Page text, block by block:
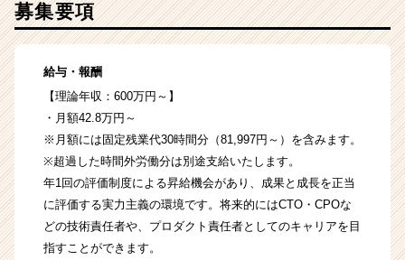
募集要項
給与・報酬
【理論年収：600万円～】
・月額42.8万円～
※月額には固定残業代30時間分（81,997円～）を含みます。
※超過した時間外労働分は別途支給いたします。
年1回の評価制度による昇給機会があり、成果と成長を正当
に評価する実力主義の環境です。将来的にはCTO・CPOな
どの技術責任者や、プロダクト責任者としてのキャリアを目
指すことができます。